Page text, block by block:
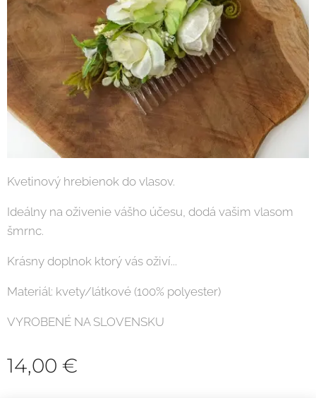
Kvetinový hrebienok do vlasov.
Ideálny na oživenie vášho účesu, dodá vašim vlasom
šmrnc.
Krásny doplnok ktorý vás oživí...
Materiál: kvety/látkové (100% polyester)
VYROBENÉ NA SLOVENSKU
14,00 €